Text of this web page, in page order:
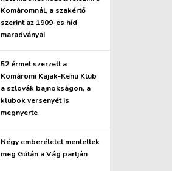
Komáromnál, a szakértő
szerint az 1909-es híd
maradványai
52 érmet szerzett a
Komáromi Kajak-Kenu Klub
a szlovák bajnokságon, a
klubok versenyét is
megnyerte
Négy emberéletet mentettek
meg Gútán a Vág partján